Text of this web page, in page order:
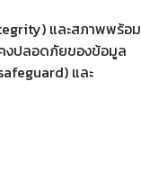
และสภาพพร้อม
งปลอดภัยของข้อมูล
และ